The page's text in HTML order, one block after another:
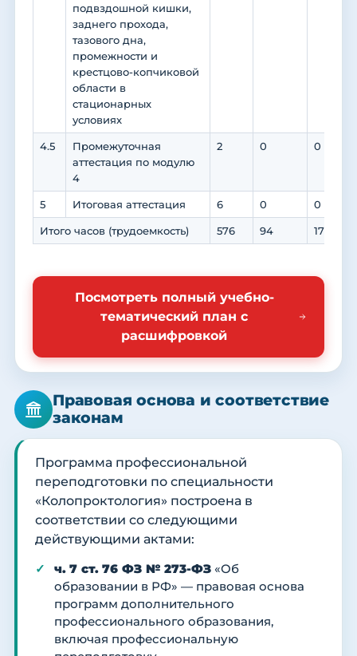
подвздошной кишки,
заднего прохода,
тазового дна,
промежности и
крестцово-копчиковой
области в
стационарных
условиях
4.5
Промежуточная
аттестация по модулю
4
2 0 0
5 Итоговая аттестация 6 0 0
Итого часов (трудоемкость) 576 94 176
Посмотреть полный учебно-
тематический план с
расшифровкой
Правовая основа и соответствие
законам
Программа профессиональной
переподготовки по специальности
«Колопроктология» построена в
соответствии со следующими
действующими актами:
ч. 7 ст. 76 ФЗ № 273-ФЗ «Об
образовании в РФ» — правовая основа
программ дополнительного
профессионального образования,
включая профессиональную